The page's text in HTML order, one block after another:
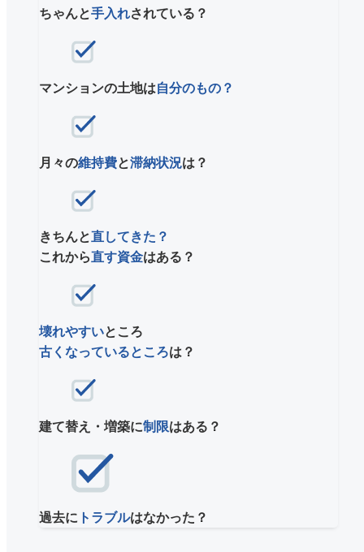
ちゃんと手入れされている？
マンションの土地は自分のもの？
月々の維持費と滞納状況は？
きちんと直してきた？
これから直す資金はある？
壊れやすいところ
古くなっているところは？
建て替え・増築に制限はある？
過去に トラブルはなかった？